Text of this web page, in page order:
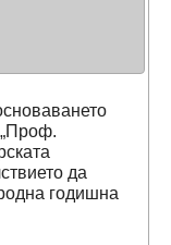
„Проф.
да
годишна